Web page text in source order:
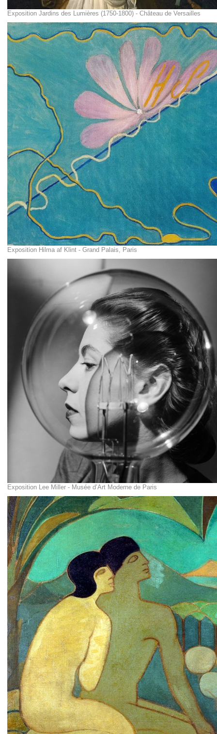
Exposition Jardins des Lumières (1750-1800) - Château de Versailles
Exposition Hilma af Klint - Grand Palais, Paris
Exposition Lee Miller - Musée d’Art Moderne de Paris